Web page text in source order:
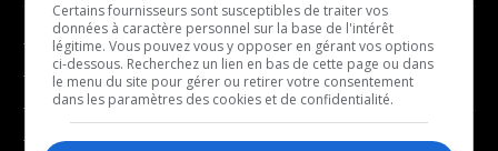
- Affaires municipales
- Communauté / Social
- Culture
- Économie
- Décompte franco
- Joué récemment
BALADOS
Certains fournisseurs sont susceptibles de traiter vos
données à caractère personnel sur la base de l'intérêt
légitime. Vous pouvez vous y opposer en gérant vos options
ci-dessous. Recherchez un lien en bas de cette page ou dans
le menu du site pour gérer ou retirer votre consentement
dans les paramètres des cookies et de confidentialité.